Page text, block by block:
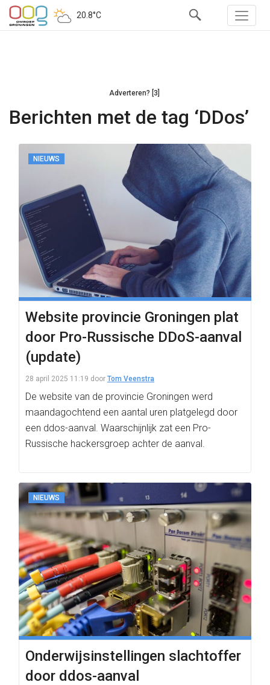
20.8°C
Adverteren? [3]
Berichten met de tag ‘DDos’
NIEUWS
Website provincie Groningen plat
door Pro-Russische DDoS-aanval
(update)
28 april 2025 11:19 door Tom Veenstra
De website van de provincie Groningen werd
maandagochtend een aantal uren platgelegd door
een ddos-aanval. Waarschijnlijk zat een Pro-
Russische hackersgroep achter de aanval.
NIEUWS
Onderwijsinstellingen slachtoffer
door ddos-aanval